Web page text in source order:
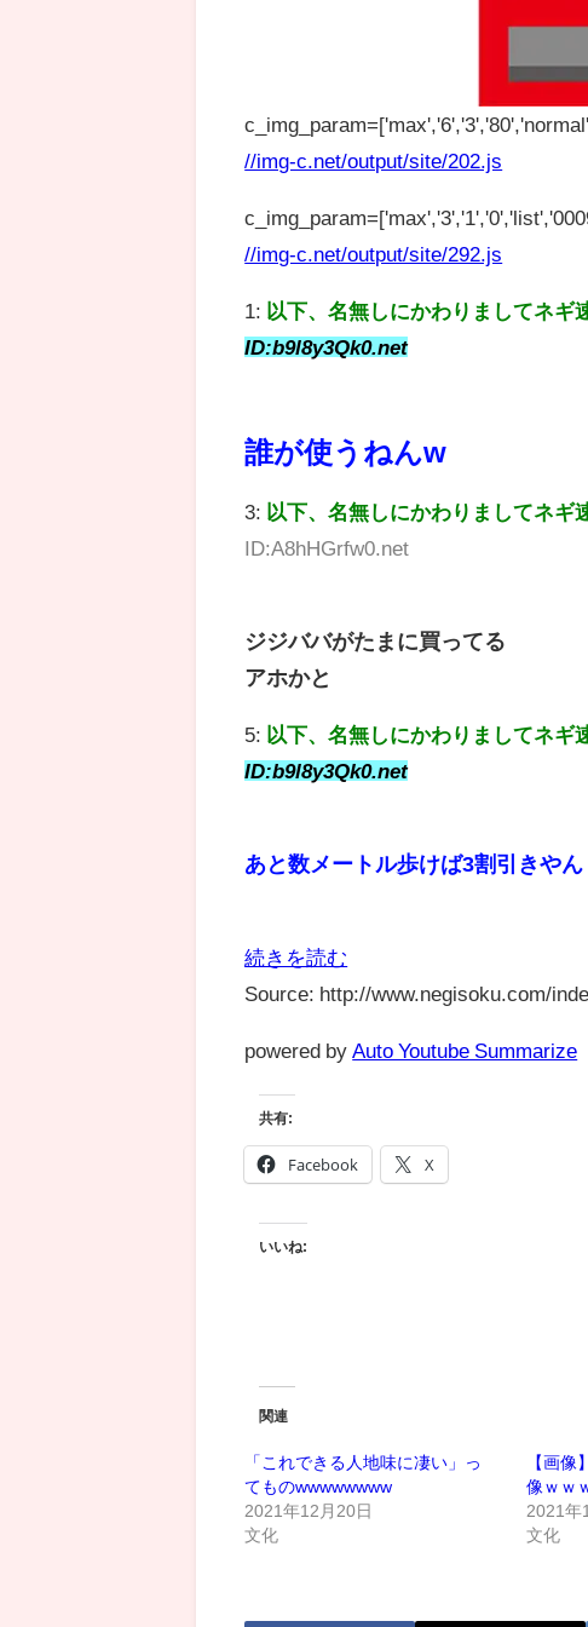
//img-c.net/output/site/202.js
//img-c.net/output/site/292.js
1: 以下、名無しにかわりましてネギ
ID:b9l8y3Qk0.net
誰が使うねんw
3: 以下、名無しにかわりましてネギ
ID:A8hHGrfw0.net
ジジババがたまに買ってる
アホかと
5: 以下、名無しにかわりましてネギ
ID:b9l8y3Qk0.net
あと数メートル歩けば3割引きやん
続きを読む
Source: http://www.negisoku.com/
powered by Auto Youtube Summarize
共有:
Facebook X
いいね:
関連
「これできる人地味に凄い」っ
てものwwwwwwww
2021年12月20日
文化
【画像
像ｗｗ
2021年
文化